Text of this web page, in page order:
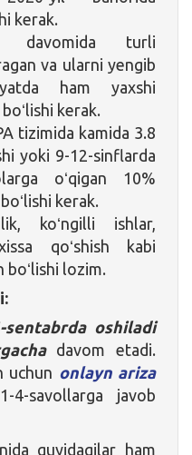
kerak.
davomida turli
va ularni yengib
ham yaxshi
kerak.
tizimida kamida 3.8
yoki 9-12-sinflarda
oʻqigan 10%
kerak.
koʻngilli ishlar,
qoʻshish kabi
boʻlishi lozim.
sentabrda oshiladi
davom etadi.
uchun onlayn ariza
savollarga javob
quyidagilar ham